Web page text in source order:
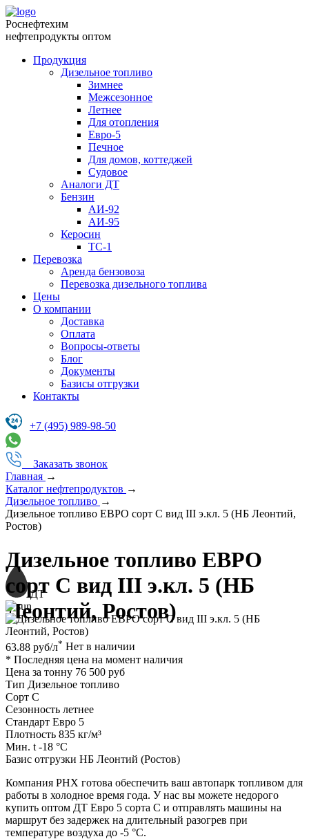
Роснефтехим
нефтепродукты оптом
Продукция
Дизельное топливо
Зимнее
Межсезонное
Летнее
Для отопления
Евро-5
Печное
Для домов, коттеджей
Судовое
Аналоги ДТ
Бензин
АИ-92
АИ-95
Керосин
ТС-1
Перевозка
Аренда бензовоза
Перевозка дизельного топлива
Цены
О компании
Доставка
Оплата
Вопросы-ответы
Блог
Документы
Базисы отгрузки
Контакты
+7 (495) 989-98-50
Заказать звонок
Главная →
Каталог нефтепродуктов →
Дизельное топливо →
Дизельное топливо ЕВРО сорт C вид III э.кл. 5 (НБ Леонтий,
Ростов)
Дизельное топливо ЕВРО
сорт C вид III э.кл. 5 (НБ
Леонтий, Ростов)
ДТ
63.88 руб/л* Нет в наличии
* Последняя цена на момент наличия
Цена за тонну 76 500 руб
Тип Дизельное топливо
Сорт C
Сезонность летнее
Стандарт Евро 5
Плотность 835 кг/м³
Мин. t -18 °C
Базис отгрузки НБ Леонтий (Ростов)
Компания РНХ готова обеспечить ваш автопарк топливом для
работы в холодное время года. У нас вы можете недорого
купить оптом ДТ Евро 5 сорта С и отправлять машины на
маршрут без задержек на длительный разогрев при
температуре воздуха до -5 °С.